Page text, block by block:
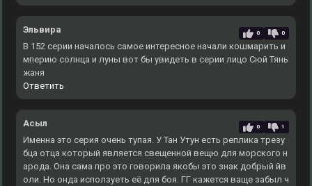
Эльвира 0 0
В 152 серии началось самое интересное начали кошмарить и
мперию солнца и луны вот бы увидеть в серии лицо Сюй Тянь
жаня
Ответить
Асыл 0 1
Именна это серия очень тупая. У Тан Утун есть реплика трезу
бца отца который является свещенной вещю для морского н
арода. Она сама про это говорила якобы это знак добрый йв
оли. Но онда исползуеть её для боя. ГГ кажется ваще забыл ч